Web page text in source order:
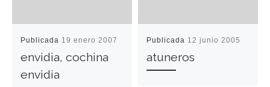
Publicada 19 enero 2007
envidia, cochina
envidia
Publicada 12 junio 2005
atuneros